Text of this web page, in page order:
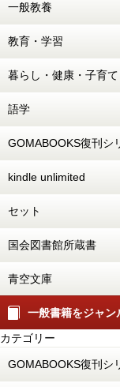
一般教養
教育・学習
暮らし・健康・子育て
語学
GOMABOOKS復刊シ
kindle unlimited
セット
国会図書館所蔵書
青空文庫
一般書籍をジャン
カテゴリー
GOMABOOKS復刊シ